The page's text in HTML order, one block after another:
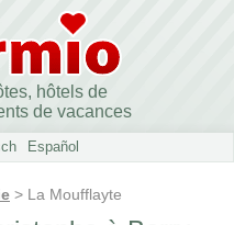
hôtels de
de vacances
Español
> La Moufflayte